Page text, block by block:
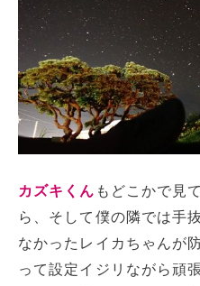
カズキくん もどこかで見
ら、そして僕の隣では手
なかったレイカちゃんが
って設定イジリながら頑